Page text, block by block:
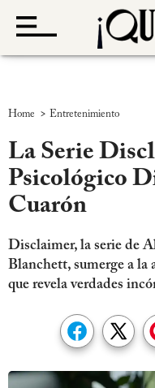
Home > Entretenimiento
La Serie
Psicológico
Cuarón
Disclaimer, la serie de
Blanchett, sumerge a
que revela verdades